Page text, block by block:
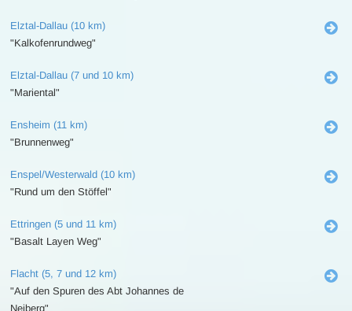
Elztal-Dallau (10 km)
"Kalkofenrundweg"
Elztal-Dallau (7 und 10 km)
"Mariental"
Ensheim (11 km)
"Brunnenweg"
Enspel/Westerwald (10 km)
"Rund um den Stöffel"
Ettringen (5 und 11 km)
"Basalt Layen Weg"
Flacht (5, 7 und 12 km)
"Auf den Spuren des Abt Johannes de
Neiberg"